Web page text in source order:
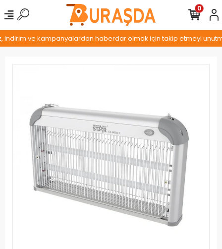
ve kampanyalardan haberdar olmak için takip etmeyi
0